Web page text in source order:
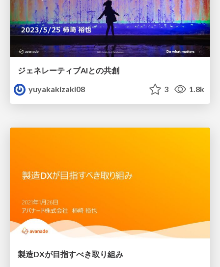
ジェネレーティブAIとの共創
yuyakakizaki08
3 1.8k
製造DXが目指すべき取り組み